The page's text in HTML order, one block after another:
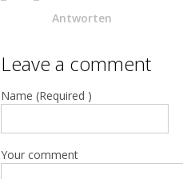
Antworten
Leave a comment
Name (Required )
Your comment